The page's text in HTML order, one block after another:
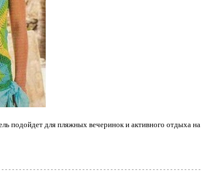
подойдет для пляжных вечеринок и активного отдыха на